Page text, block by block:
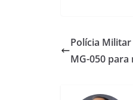
Polícia
MG-050